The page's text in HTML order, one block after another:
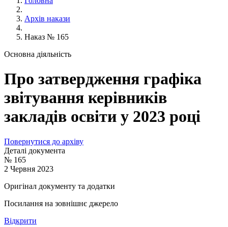
Архів накази
Наказ № 165
Основна діяльність
Про затвердження графіка
звітування керівників
закладів освіти у 2023 році
Повернутися до архіву
Деталі документа
№ 165
2 Червня 2023
Оригінал документу та додатки
Посилання на зовнішнє джерело
Відкрити